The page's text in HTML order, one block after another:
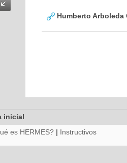
Humberto Arboleda
inicial
es HERMES? | Instructivos